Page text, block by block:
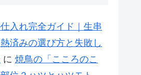
入れ完全ガイド｜生串
済みの選び方と失敗し
に 焼鳥の「こころのこ